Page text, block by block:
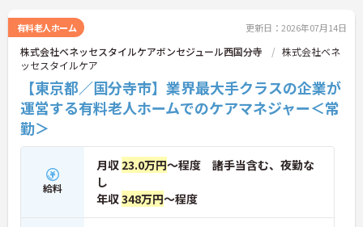
有料老人ホーム 更新日：2026年07月14日
株式会社ベネッセスタイルケアボンセジュール西国分寺
株式会社ベネ
ッセスタイルケア
【東京都／国分寺市】業界最大手クラスの企業が
運営する有料老人ホームでのケアマネジャー＜常
勤＞
給料
月収 23.0万円～程度 諸手当含む、夜勤な
し
年収348万円～程度